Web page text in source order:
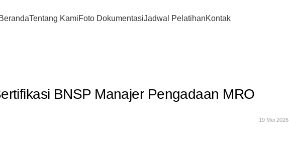
BerandaTentang KamiFoto DokumentasiJadwal PelatihanKontak
BNSP Manajer Pengadaan MRO
19 Mei 2026